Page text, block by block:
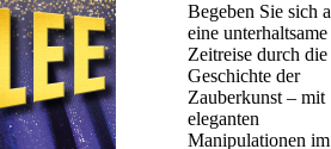
Begeben Sie sich
eine unterhaltsame
Zeitreise durch die
Geschichte der
Zauberkunst – mit
eleganten
Manipulationen